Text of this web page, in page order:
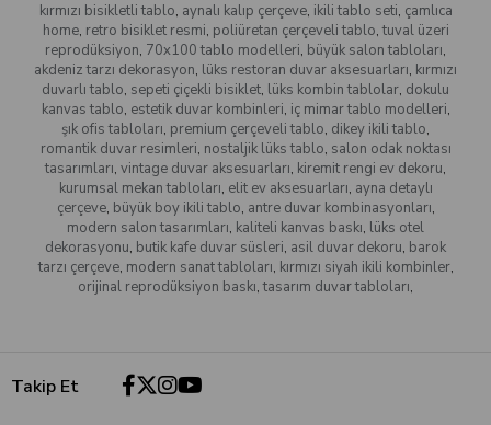
kırmızı bisikletli tablo, aynalı kalıp çerçeve, ikili tablo seti, çamlıca
home, retro bisiklet resmi, poliüretan çerçeveli tablo,tuval üzeri
reprodüksiyon, 70x100 tablo modelleri, büyük salon tabloları,
akdeniz tarzı dekorasyon, lüks restoran duvar aksesuarları, kırmızı
duvarlı tablo, sepeti çiçekli bisiklet, lüks kombin tablolar, dokulu
kanvas tablo, estetik duvar kombinleri, iç mimar tablo modelleri,
şık ofis tabloları, premium çerçeveli tablo, dikey ikili tablo,
romantik duvar resimleri, nostaljik lüks tablo, salon odak noktası
tasarımları, vintage duvar aksesuarları, kiremit rengi ev dekoru,
kurumsal mekan tabloları, elit ev aksesuarları, ayna detaylı
çerçeve, büyük boy ikili tablo, antre duvar kombinasyonları,
modern salon tasarımları, kaliteli kanvas baskı, lüks otel
dekorasyonu, butik kafe duvar süsleri, asil duvar dekoru, barok
tarzı çerçeve, modern sanat tabloları, kırmızı siyah ikili kombinler,
orijinal reprodüksiyon baskı, tasarım duvar tabloları,
Takip Et